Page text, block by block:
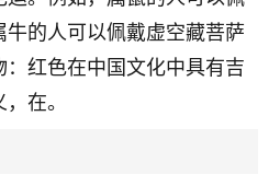
的人可以佩戴虚空藏菩萨
红色在中国文化中具有吉
在。
师看看，人有时不服命不行
做餐饮的，生意不算大，但
是找慧来老师跟进的，选
业日子，哪哪都看了，虽然
我家生意还可以，前几天又